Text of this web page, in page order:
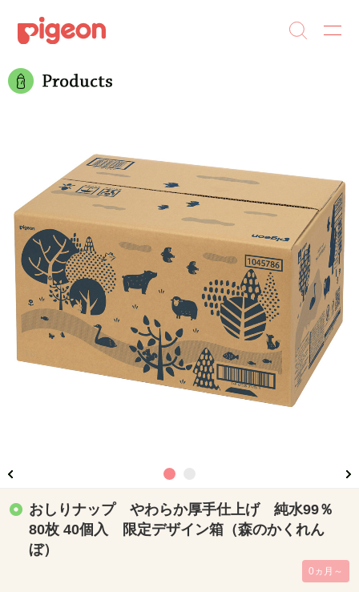
おしりナップ やわらか厚手仕上げ 純水99％
80枚 40個入 限定デザイン箱（森のかくれん
ぼ）
0ヵ月～